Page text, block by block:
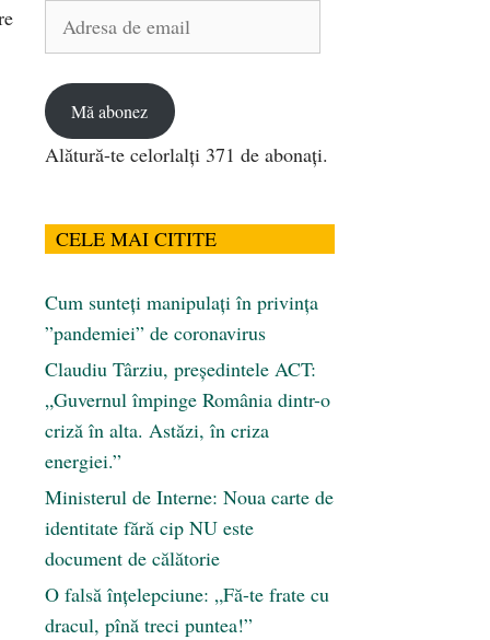
Adresa
Mă abonez
Alătură-te celorlalți 371 de abonați.
CELE MAI CITITE
Cum sunteți manipulați în privința
”pandemiei” de coronavirus
Claudiu Târziu, președintele ACT:
„Guvernul împinge România dintr-o
criză în alta. Astăzi, în criza
energiei.”
Ministerul de Interne: Noua carte de
identitate fără cip NU este
document de călătorie
O falsă înțelepciune: „Fă-te frate cu
dracul, pînă treci puntea!”